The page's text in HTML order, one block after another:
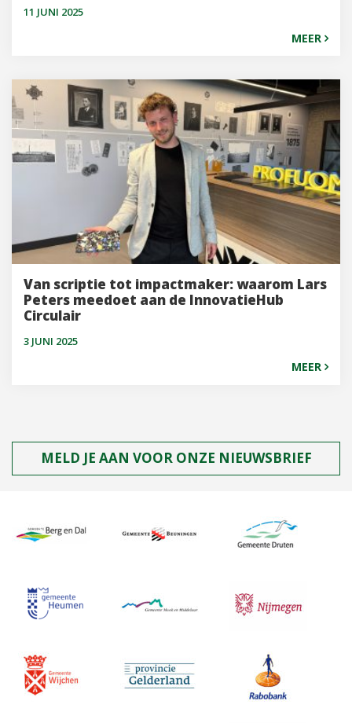
11 JUNI 2025
MEER
Van scriptie tot impactmaker: waarom Lars
Peters meedoet aan de InnovatieHub
Circulair
3 JUNI 2025
MEER
MELD JE AAN VOOR ONZE NIEUWSBRIEF